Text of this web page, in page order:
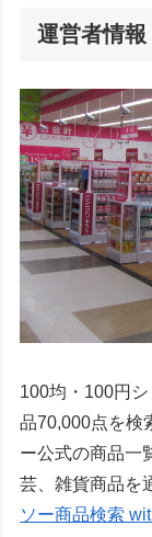
運営者情報
100均・100円
品70,000点を検
ー公式の商品一
芸、雑貨商品を
ソー商品検索